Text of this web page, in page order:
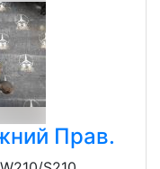
Прав.